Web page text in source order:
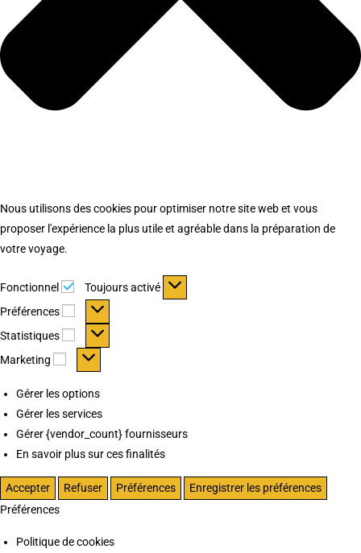
Nous utilisons des cookies pour optimiser notre site web et vous
proposer l'expérience la plus utile et agréable dans la préparation de
votre voyage.
Fonctionnel Fonctionnel
Toujours activé
Préférences
Préférences
Statistiques Statistiques
Marketing Marketing
Gérer les options
Gérer les services
Gérer {vendor_count} fournisseurs
En savoir plus sur ces finalités
Accepter Refuser Préférences
Enregistrer les préférences
Préférences
Politique de cookies